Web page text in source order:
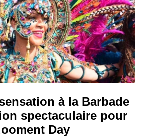
à la Barbade
spectaculaire pour
Day